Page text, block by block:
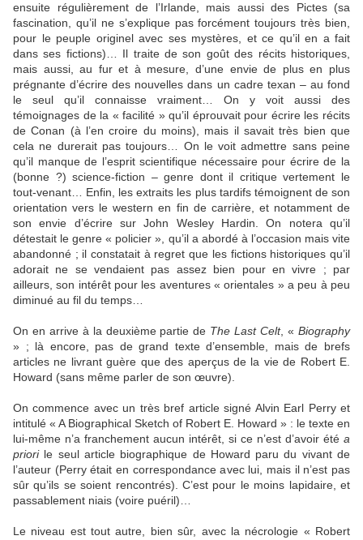
ensuite régulièrement de l’Irlande, mais aussi des Pictes (sa
fascination, qu’il ne s’explique pas forcément toujours très bien,
pour le peuple originel avec ses mystères, et ce qu’il en a fait
dans ses fictions)… Il traite de son goût des récits historiques,
mais aussi, au fur et à mesure, d’une envie de plus en plus
prégnante d’écrire des nouvelles dans un cadre texan – au fond
le seul qu’il connaisse vraiment… On y voit aussi des
témoignages de la « facilité » qu’il éprouvait pour écrire les récits
de Conan (à l’en croire du moins), mais il savait très bien que
cela ne durerait pas toujours… On le voit admettre sans peine
qu’il manque de l’esprit scientifique nécessaire pour écrire de la
(bonne ?) science-fiction – genre dont il critique vertement le
tout-venant… Enfin, les extraits les plus tardifs témoignent de son
orientation vers le western en fin de carrière, et notamment de
son envie d’écrire sur John Wesley Hardin. On notera qu’il
détestait le genre « policier », qu’il a abordé à l’occasion mais vite
abandonné ; il constatait à regret que les fictions historiques qu’il
adorait ne se vendaient pas assez bien pour en vivre ; par
ailleurs, son intérêt pour les aventures « orientales » a peu à peu
diminué au fil du temps…
On en arrive à la deuxième partie de The Last Celt, « Biography
» ; là encore, pas de grand texte d’ensemble, mais de brefs
articles ne livrant guère que des aperçus de la vie de Robert E.
Howard (sans même parler de son œuvre).
On commence avec un très bref article signé Alvin Earl Perry et
intitulé « A Biographical Sketch of Robert E. Howard » : le texte en
lui-même n’a franchement aucun intérêt, si ce n’est d’avoir été a
priorile seul article biographique de Howard paru du vivant de
l’auteur (Perry était en correspondance avec lui, mais il n’est pas
sûr qu’ils se soient rencontrés). C’est pour le moins lapidaire, et
passablement niais (voire puéril)…
Le niveau est tout autre, bien sûr, avec la nécrologie « Robert